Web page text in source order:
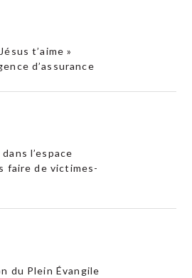
t’aime »
d’assurance
l’espace
faire de victimes-
du Plein Évangile